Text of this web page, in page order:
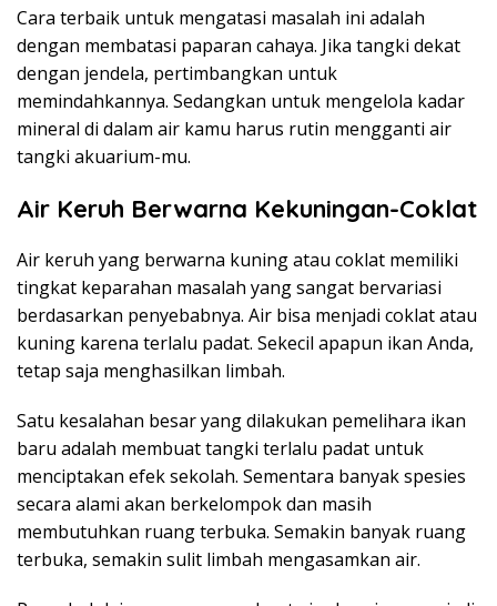
Cara terbaik untuk mengatasi masalah ini adalah
dengan membatasi paparan cahaya. Jika tangki dekat
dengan jendela, pertimbangkan untuk
memindahkannya. Sedangkan untuk mengelola kadar
mineral di dalam air kamu harus rutin mengganti air
tangki akuarium-mu.
Air Keruh Berwarna Kekuningan-Coklat
Air keruh yang berwarna kuning atau coklat memiliki
tingkat keparahan masalah yang sangat bervariasi
berdasarkan penyebabnya. Air bisa menjadi coklat atau
kuning karena terlalu padat. Sekecil apapun ikan Anda,
tetap saja menghasilkan limbah.
Satu kesalahan besar yang dilakukan pemelihara ikan
baru adalah membuat tangki terlalu padat untuk
menciptakan efek sekolah. Sementara banyak spesies
secara alami akan berkelompok dan masih
membutuhkan ruang terbuka. Semakin banyak ruang
terbuka, semakin sulit limbah mengasamkan air.